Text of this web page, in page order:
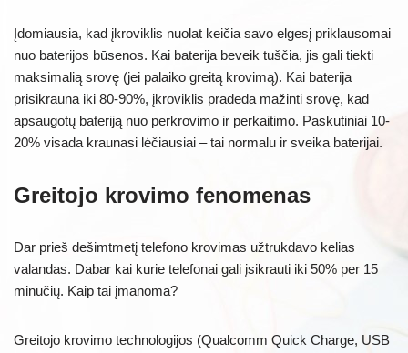
Įdomiausia, kad įkroviklis nuolat keičia savo elgesį priklausomai
nuo baterijos būsenos. Kai baterija beveik tuščia, jis gali tiekti
maksimalią srovę (jei palaiko greitą krovimą). Kai baterija
prisikrauna iki 80-90%, įkroviklis pradeda mažinti srovę, kad
apsaugotų bateriją nuo perkrovimo ir perkaitimo. Paskutiniai 10-
20% visada kraunasi lėčiausiai – tai normalu ir sveika baterijai.
Greitojo krovimo fenomenas
Dar prieš dešimtmetį telefono krovimas užtrukdavo kelias
valandas. Dabar kai kurie telefonai gali įsikrauti iki 50% per 15
minučių. Kaip tai įmanoma?
Greitojo krovimo technologijos (Qualcomm Quick Charge, USB